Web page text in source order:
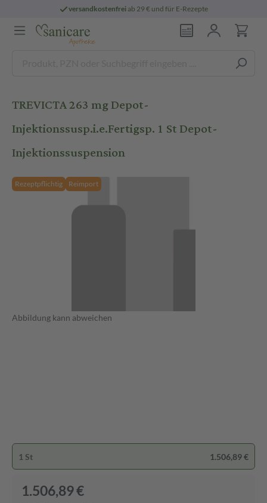
versandkostenfreiab 29 € und für E-Rezepte
TREVICTA 263 mg Depot-
Injektionssusp.i.e.Fertigsp. 1 St Depot-
Injektionssuspension
Rezeptpflichtig Reimport
Abbildung kann abweichen
1 St 1.506,89 €
1.506,89 €